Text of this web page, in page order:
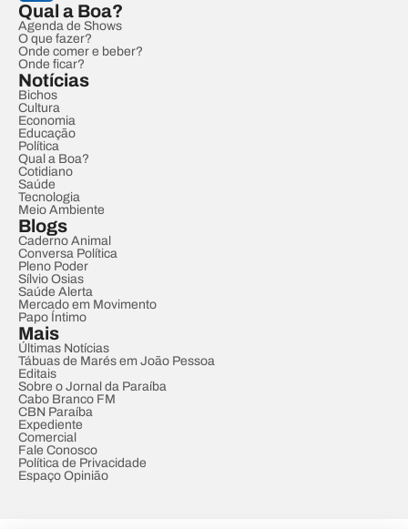
Qual a Boa?
Agenda de Shows
O que fazer?
Onde comer e beber?
Onde ficar?
Notícias
Bichos
Cultura
Economia
Educação
Política
Qual a Boa?
Cotidiano
Saúde
Tecnologia
Meio Ambiente
Blogs
Caderno Animal
Conversa Política
Pleno Poder
Sílvio Osias
Saúde Alerta
Mercado em Movimento
Papo Íntimo
Mais
Últimas Notícias
Tábuas de Marés em João Pessoa
Editais
Sobre o Jornal da Paraíba
Cabo Branco FM
CBN Paraíba
Expediente
Comercial
Fale Conosco
Política de Privacidade
Espaço Opinião